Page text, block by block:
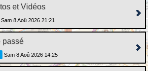
et Vidéos
Sam 8 Aoû 2026 21:21
passé
Sam 8 Aoû 2026 14:25